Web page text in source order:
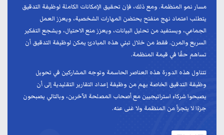
مسار نمو المنظمة. ومع ذلك، فإن تحقيق الإمكانات الكاملة لوظيفة التدقيق
يتطلب اعتماد نهج منفتح يحتضن المهارات الشخصية، ويعزز العمل
الجماعي، ويستفيد من تحليل البيانات، ويعزز منع الاحتيال، ويشجع التفكير
السريع والمرن. فقط من خلال تبني هذه المبادئ يمكن لوظيفة التدقيق أن
تساهم حقًا في قيمة المنظمة.
تتناول هذه الدورة هذه العناصر الحاسمة وتوجه المشاركين في تحويل
وظيفة التدقيق الخاصة بهم من وظيفة إعداد التقارير التقليدية إلى أن
يصبحوا شركاء استراتيجيين مع أصحاب المصلحة الآخرين، وبالتالي يصبحون
جزءًا لا يتجزأ من المنظمة ولا غنى عنه.